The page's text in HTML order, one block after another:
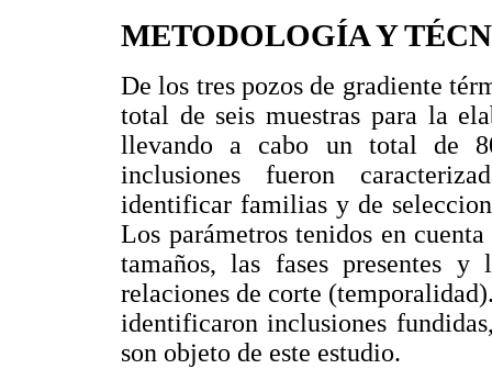
METODOLOGÍA Y
De los tres pozos de gradiente
total de seis muestras para la
llevando a cabo un total de
inclusiones fueron
identificar familias y de
Los parámetros tenidos en
tamaños, las fases presentes
relaciones de corte
identificaron inclusiones
son objeto de este estudio.